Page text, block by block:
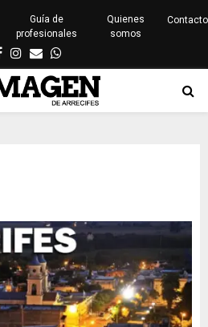
Guía de
profesionales
Quienes
somos
Contacto
Facebook
Instagram
EmailWhatsapp